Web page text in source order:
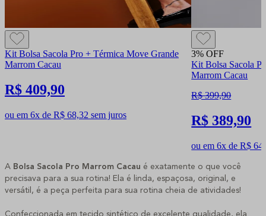
Kit Bolsa Sacola Pro + Térmica Move Grande
Marrom Cacau
R$ 409,90
ou em 6x de R$ 68,32 sem juros
3% OFF
Kit Bolsa Sacola
Marrom Cacau
R$ 399,90
R$ 389,90
ou em 6x de R$
A Bolsa Sacola Pro Marrom Cacau é exatamente o que você
precisava para a sua rotina! Ela é linda, espaçosa, original, e
versátil, é a peça perfeita para sua rotina cheia de atividades!
Confeccionada em tecido sintético de excelente qualidade, ela